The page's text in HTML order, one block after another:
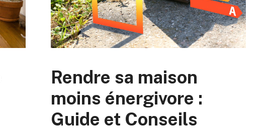
Rendre sa maison
moins énergivore :
Guide et Conseils